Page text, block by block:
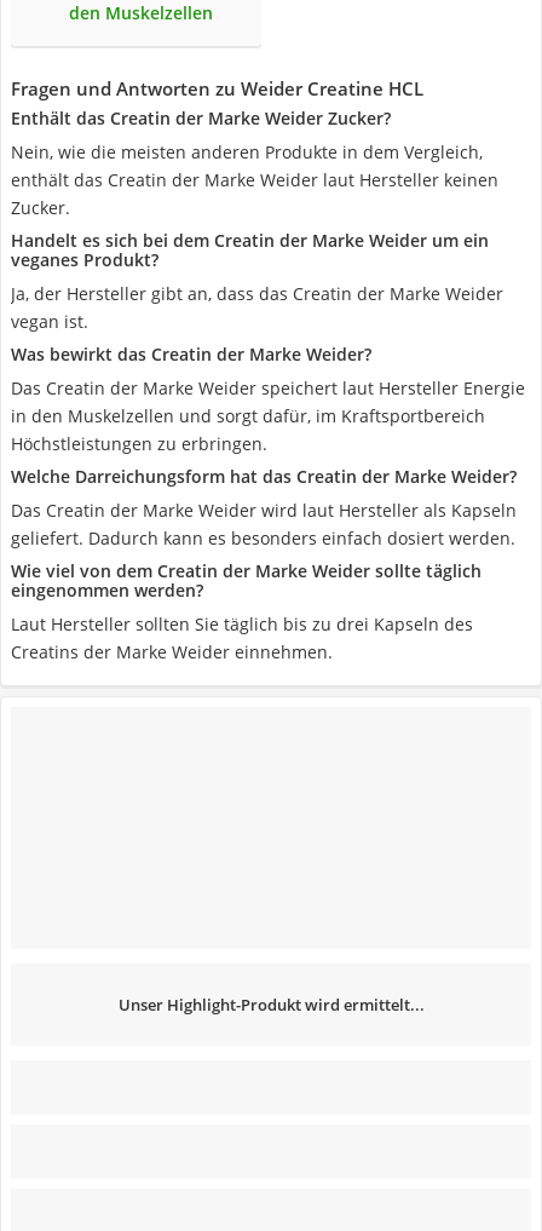
den Muskelzellen
Fragen und Antworten zu Weider Creatine HCL
Enthält das Creatin der Marke Weider Zucker?
Nein, wie die meisten anderen Produkte in dem Vergleich,
enthält das Creatin der Marke Weider laut Hersteller keinen
Zucker.
Handelt es sich bei dem Creatin der Marke Weider um ein
veganes Produkt?
Ja, der Hersteller gibt an, dass das Creatin der Marke Weider
vegan ist.
Was bewirkt das Creatin der Marke Weider?
Das Creatin der Marke Weider speichert laut Hersteller Energie
in den Muskelzellen und sorgt dafür, im Kraftsportbereich
Höchstleistungen zu erbringen.
Welche Darreichungsform hat das Creatin der Marke Weider?
Das Creatin der Marke Weider wird laut Hersteller als Kapseln
geliefert. Dadurch kann es besonders einfach dosiert werden.
Wie viel von dem Creatin der Marke Weider sollte täglich
eingenommen werden?
Laut Hersteller sollten Sie täglich bis zu drei Kapseln des
Creatins der Marke Weider einnehmen.
Unser Highlight-Produkt wird ermittelt...